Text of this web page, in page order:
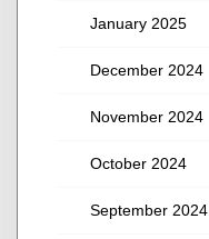
January 2025
December 2024
November 2024
October 2024
September 2024